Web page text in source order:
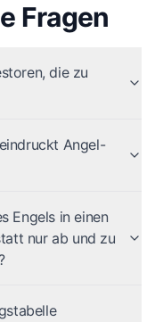
Fragen
die zu
Angel-
Engels in einen
nur ab und zu